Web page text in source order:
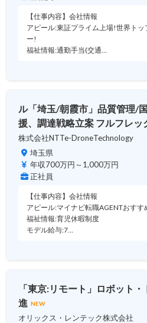
【仕事内容】会社情報
アピール:東証プライム上場!世界ト
ー!
福祉情報:通勤手当(交通…
ル「埼玉/朝霞市」品質管理/
援、調達戦略立案 フルフレッ
株式会社NTTe-DroneTechnology
埼玉県
年収700万円～1,000万円
正社員
【仕事内容】会社情報
アピール:マイナビ転職AGENTおすす
福祉情報:育児休暇制度
モデル給与:7…
「東京:リモート」ロボット
進 NEW
オリックス・レンテック株式会社